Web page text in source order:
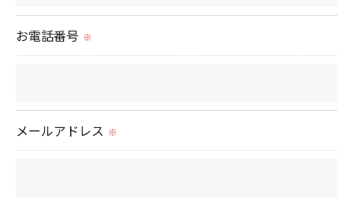
用停止の手続を定めさせて頂いております。
ご本人である事を確認のうえ、対応させて頂きま
す。
お電話番号 ※
メールアドレス ※